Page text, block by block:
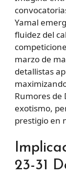
Yamal
fluidez del
marzo de
detallistas
Rumores de
exotismo,
prestigio en
23-31